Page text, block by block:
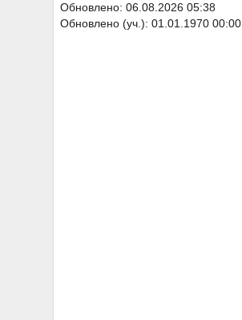
Обновлено: 06.08.2026 05:38
Обновлено (уч.): 01.01.1970 00:00